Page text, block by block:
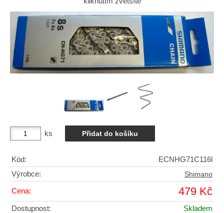
ks
Kód:
ECNHG71C116l
Výrobce:
Shimano
Cena: 479 Kč
Dostupnost:
Skladem